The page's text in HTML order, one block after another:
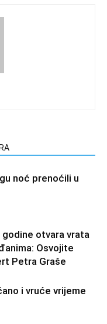
noć prenoćili u
godine otvara vrata
Osvojite
Petra Graše
i vruće vrijeme